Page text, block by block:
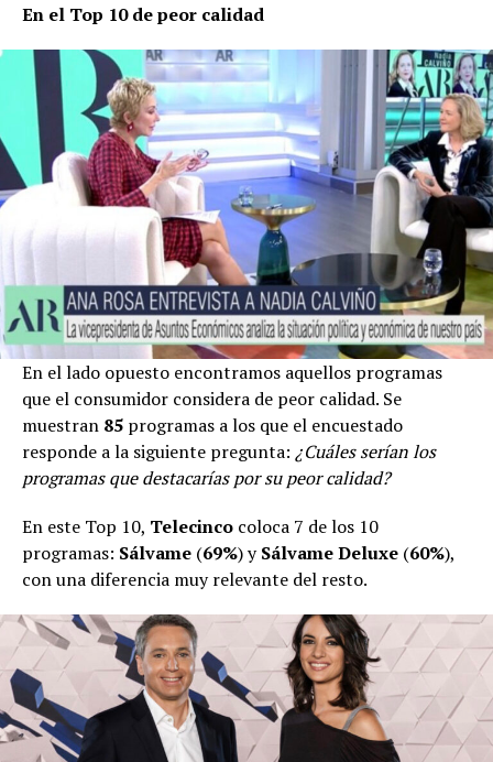
En el Top 10 de peor calidad
En el lado opuesto encontramos aquellos programas
que el consumidor considera de peor calidad. Se
muestran 85 programas a los que el encuestado
responde a la siguiente pregunta: ¿Cuáles serían los
programas que destacarías por su peor calidad?
En este Top 10, Telecinco coloca 7 de los 10
programas: Sálvame (69%) ySálvame Deluxe (60%),
con una diferencia muy relevante del resto.